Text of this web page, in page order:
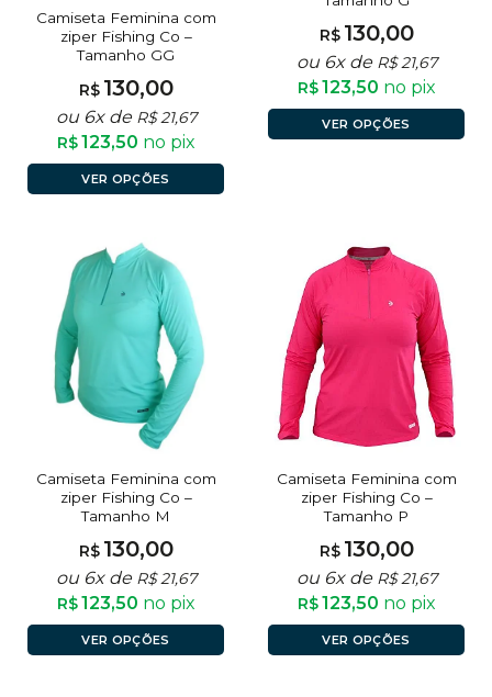
Camiseta Feminina com
ziper Fishing Co –
Tamanho GG
R$ 130,00
ou 6x de R$21,67
R$123,50 no pix
VER OPÇÕES
R$ 130,00
ou 6x de R$21,67
R$123,50 no pix
VER OPÇÕES
Camiseta Feminina com
ziper Fishing Co –
Tamanho M
R$ 130,00
ou 6x de R$21,67
R$123,50 no pix
VER OPÇÕES
Camiseta Feminina com
ziper Fishing Co –
Tamanho P
R$ 130,00
ou 6x de R$21,67
R$123,50 no pix
VER OPÇÕES